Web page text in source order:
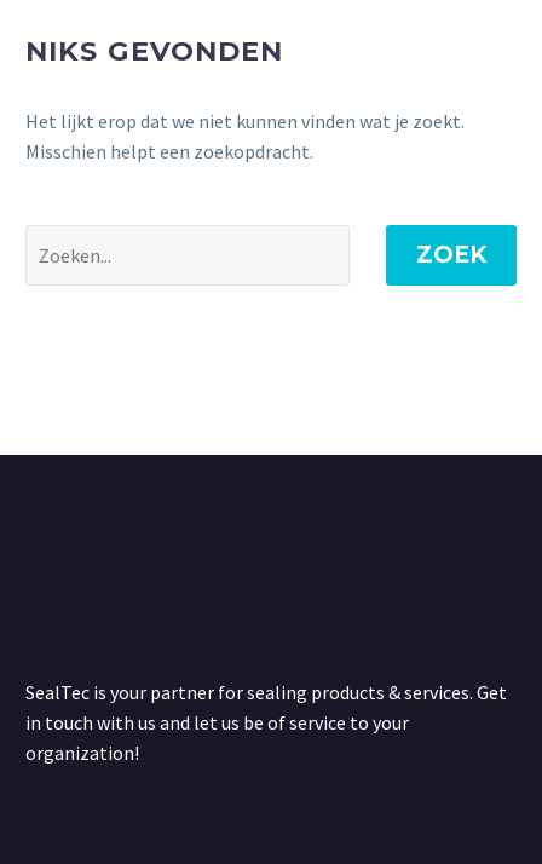
NIKS GEVONDEN
Het lijkt erop dat we niet kunnen vinden wat je zoekt.
Misschien helpt een zoekopdracht.
ZOEK
SealTec is your partner for sealing products & services. Get
in touch with us and let us be of service to your
organization!